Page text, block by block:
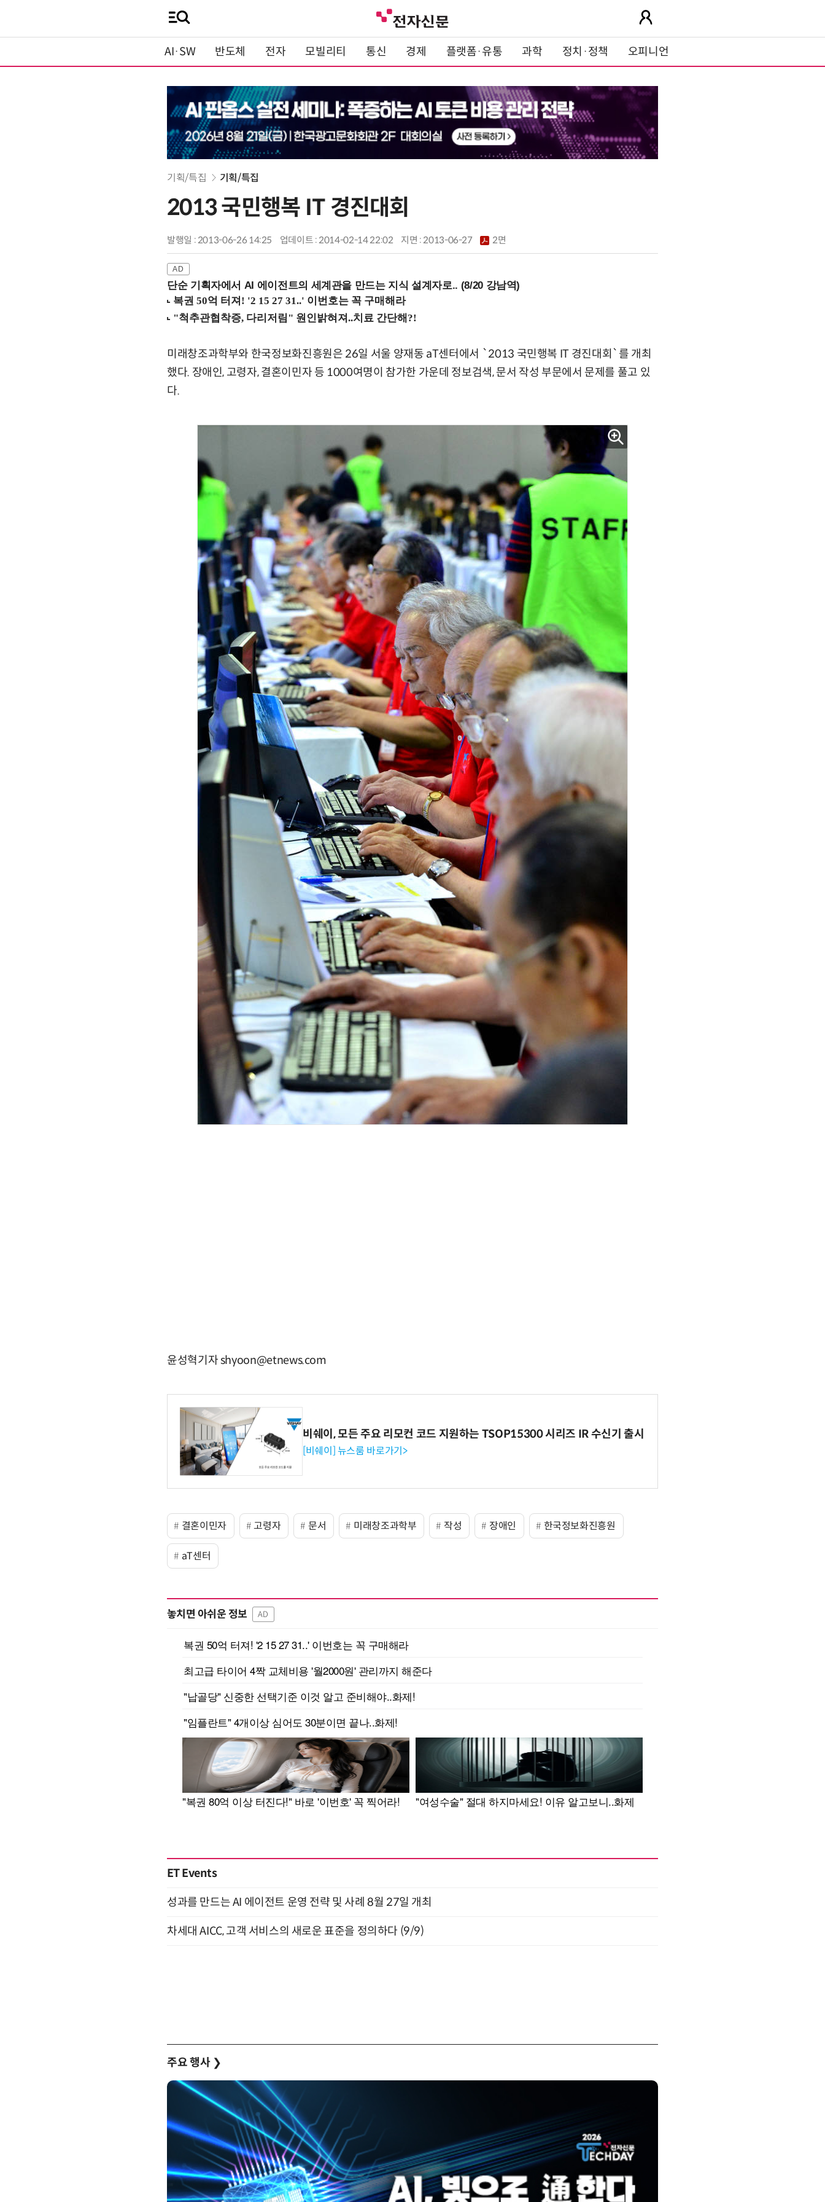
AI·SW 반도체 전자 모빌리티 통신 경제 플랫폼·유통 과학 정치·정책 오피니언
기획/특집 기획/특집
2013 국민행복 IT 경진대회
발행일 : 2013-06-26 14:25 업데이트 : 2014-02-14 22:02 지면 :2013-06-27 2면
단순 기획자에서 AI 에이전트의 세계관을 만드는 지식 설계자로.. (8/20 강남역)
미래창조과학부와 한국정보화진흥원은 26일 서울 양재동 aT센터에서 `2013 국민행복 IT 경진대회`를 개최
했다. 장애인, 고령자, 결혼이민자 등 1000여명이 참가한 가운데 정보검색, 문서 작성 부문에서 문제를 풀고 있
다.
윤성혁기자 shyoon@etnews.com
비쉐이, 모든 주요 리모컨 코드 지원하는 TSOP15300 시리즈 IR 수신기 출시
[비쉐이] 뉴스룸 바로가기>
결혼이민자 고령자 문서 미래창조과학부 작성 장애인 한국정보화진흥원
aT센터
놓치면 아쉬운 정보 AD
ET Events
성과를 만드는 AI 에이전트 운영 전략 및 사례 8월 27일 개최
차세대 AICC, 고객 서비스의 새로운 표준을 정의하다 (9/9)
주요 행사 ❯